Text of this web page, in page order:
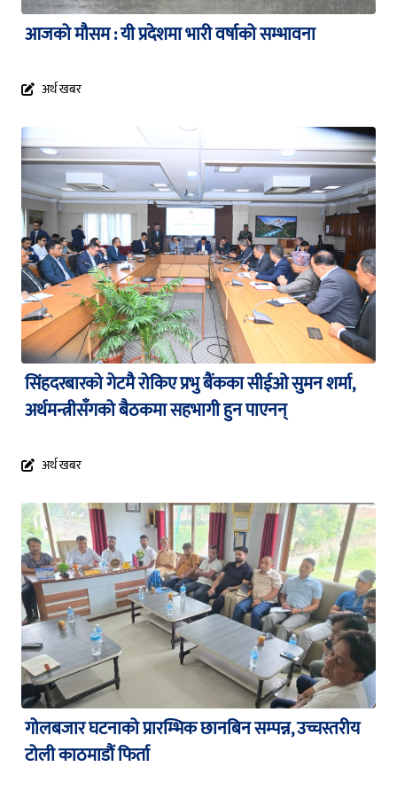
आजको मौसम : यी प्रदेशमा भारी वर्षाको सम्भावना
अर्थ खबर
सिंहदरबारको गेटमै रोकिए प्रभु बैंकका सीईओ सुमन शर्मा,
अर्थमन्त्रीसँगको बैठकमा सहभागी हुन पाएनन्
अर्थ खबर
गोलबजार घटनाको प्रारम्भिक छानबिन सम्पन्न, उच्चस्तरीय
टोली काठमाडौं फिर्ता